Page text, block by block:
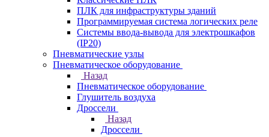
ПЛК для инфраструктуры зданий
Программируемая система логических реле
Системы ввода-вывода для электрошкафов
(IP20)
Пневматические узлы
Пневматическое оборудование
Назад
Пневматическое оборудование
Глушитель воздуха
Дроссели
Назад
Дроссели